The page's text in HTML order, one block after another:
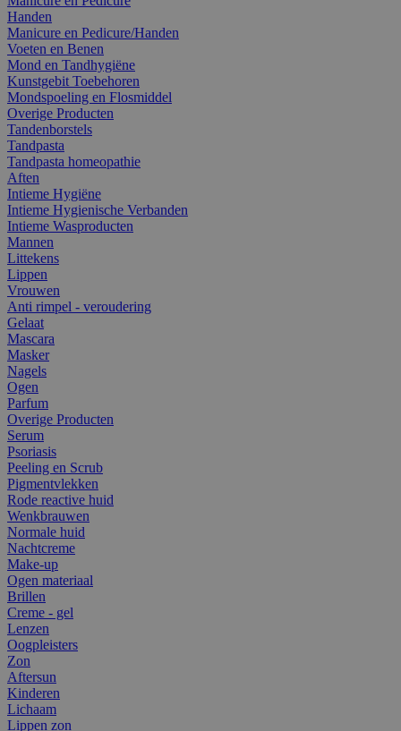
Handen
Manicure en Pedicure/Handen
Voeten en Benen
Mond en Tandhygiëne
Kunstgebit Toebehoren
Mondspoeling en Flosmiddel
Overige Producten
Tandenborstels
Tandpasta
Tandpasta homeopathie
Aften
Intieme Hygiëne
Intieme Hygienische Verbanden
Intieme Wasproducten
Mannen
Littekens
Lippen
Vrouwen
Anti rimpel - veroudering
Gelaat
Mascara
Masker
Nagels
Ogen
Parfum
Overige Producten
Serum
Psoriasis
Peeling en Scrub
Pigmentvlekken
Rode reactive huid
Wenkbrauwen
Normale huid
Nachtcreme
Make-up
Ogen materiaal
Brillen
Creme - gel
Lenzen
Oogpleisters
Zon
Aftersun
Kinderen
Lichaam
Lippen zon